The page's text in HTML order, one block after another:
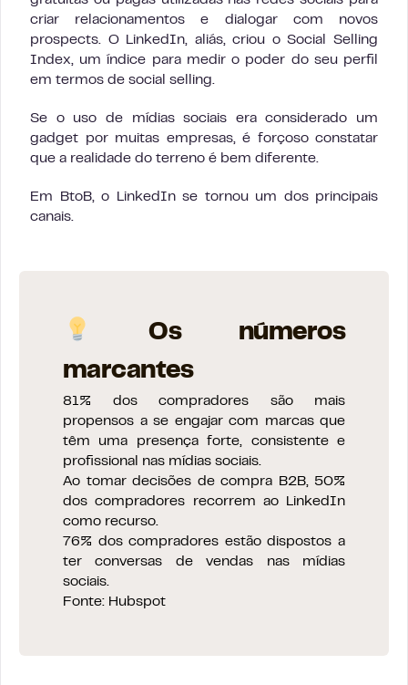
criar relacionamentos e dialogar com novos
prospects. O LinkedIn, aliás, criou o Social Selling
Index, um índice para medir o poder do seu perfil
em termos de social selling.
Se o uso de mídias sociais era considerado um
gadget por muitas empresas, é forçoso constatar
que a realidade do terreno é bem diferente.
Em BtoB, o LinkedIn se tornou um dos principais
canais.
Os números
marcantes
81% dos compradores são mais
propensos a se engajar com marcas que
têm uma presença forte, consistente e
profissional nas mídias sociais.
Ao tomar decisões de compra B2B, 50%
dos compradores recorrem ao LinkedIn
como recurso.
76% dos compradores estão dispostos a
ter conversas de vendas nas mídias
sociais.
Fonte: Hubspot